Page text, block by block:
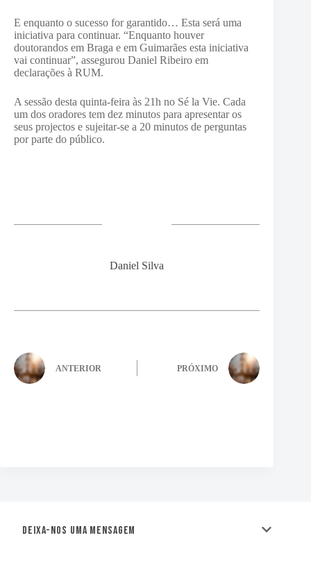
E enquanto o sucesso for garantido… Esta será uma
iniciativa para continuar. “Enquanto houver
doutorandos em Braga e em Guimarães esta iniciativa
vai continuar”, assegurou Daniel Ribeiro em
declarações à RUM.
A sessão desta quinta-feira às 21h no Sé la Vie. Cada
um dos oradores tem dez minutos para apresentar os
seus projectos e sujeitar-se a 20 minutos de perguntas
por parte do público.
Daniel Silva
ANTERIOR PRÓXIMO
Deixa-nos uma mensagem